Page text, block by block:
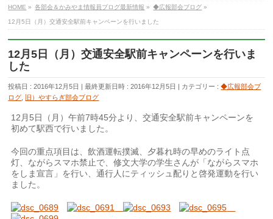
HOME » 各部会＆かみやま情報員ブログ最新情報 » ◆広報部会ブログ »
12月5日（月）交通安全駅前キャンペーンを行いました
12月5日（月）交通安全駅前キャンペーンを行いま
した
投稿日 : 2016年12月5日 最終更新日時 : 2016年12月5日 カテゴリー :◆広報部会ブ
ログ
旧）やすらぎ部会ブログ
12月5日（月）午前7時45分より、交通安全駅前キャンペーンを
初めて駅西で行いました。
今回の重点項目は、飲酒運転撲滅、夕暮れ時の早めのライト点
灯、ながらスマホ禁止で、修文大学の学生さんが「ながらスマホ
をしま宣言」を行い、通行人にティッシュ配りと啓発運動を行い
ました。